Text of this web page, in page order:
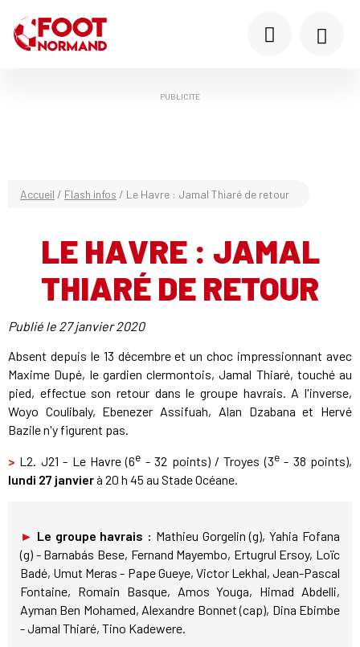
PUBLICITÉ
Accueil / Flash infos / Le Havre : Jamal Thiaré de retour
LE HAVRE : JAMAL
THIARÉ DE RETOUR
Publié le 27 janvier 2020
Absent depuis le 13 décembre et un choc impressionnant avec
Maxime Dupé, le gardien clermontois, Jamal Thiaré, touché au
pied, effectue son retour dans le groupe havrais. A l'inverse,
Woyo Coulibaly, Ebenezer Assifuah, Alan Dzabana et Hervé
Bazile n'y figurent pas.
> L2. J21 - Le Havre (6e - 32 points) / Troyes (3e- 38 points),
lundi 27 janvierà 20 h 45 au Stade Océane.
► Le groupe havrais : Mathieu Gorgelin (g), Yahia Fofana
(g) - Barnabás Bese, Fernand Mayembo, Ertugrul Ersoy, Loïc
Badé, Umut Meras - Pape Gueye, Victor Lekhal, Jean-Pascal
Fontaine, Romain Basque, Amos Youga, Himad Abdelli,
Ayman Ben Mohamed, Alexandre Bonnet (cap), Dina Ebimbe
- Jamal Thiaré, Tino Kadewere.